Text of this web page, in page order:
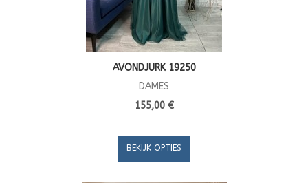
AVONDJURK 19250
DAMES
155,00 €
BEKIJK OPTIES